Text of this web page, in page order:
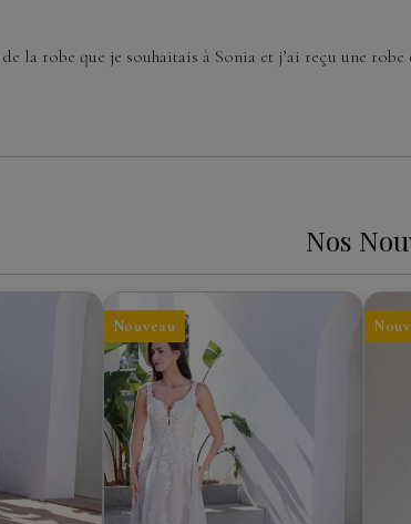
de la robe que je souhaitais à Sonia et j’ai reçu une
Nos
Nouveau